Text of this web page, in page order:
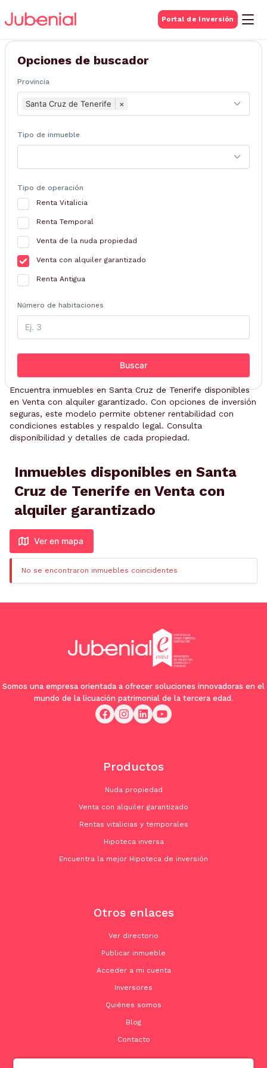
Portal de Inversión
BUSQUEDA DE
Inmuebles
Opciones de buscador
Provincia
Santa Cruz de Tenerife ×
Tipo de inmueble
Tipo de operación
Renta Vitalicia
Renta Temporal
Venta de la nuda propiedad
Venta con alquiler garantizado
Renta Antigua
Número de habitaciones
Buscar
Encuentra inmuebles en Santa Cruz de Tenerife disponibles
en Venta con alquiler garantizado. Con opciones de inversión
seguras, este modelo permite obtener rentabilidad con
condiciones estables y respaldo legal. Consulta
disponibilidad y detalles de cada propiedad.
Inmuebles disponibles en Santa
Cruz de Tenerife en Venta con
alquiler garantizado
Ver en mapa
No se encontraron inmuebles coincidentes
Somos una empresa orientada a ofrecer soluciones innovadoras en el
mundo de la licuación patrimonial de la tercera edad.
Productos
Nuda propiedad
Venta con alquiler garantizado
Rentas vitalicias y temporales
Hipoteca inversa
Encuentra la mejor Hipoteca de inversión
Otros enlaces
Ver directorio
Publicar inmueble
Acceder a mi cuenta
Inversores
Quiénes somos
Blog
Contacto